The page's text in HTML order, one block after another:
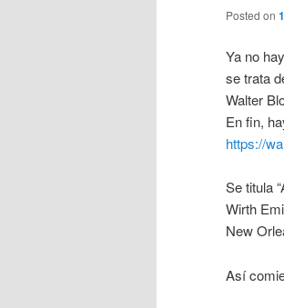
Posted on
Ya no
se trata
Walter
En fin,
https://
Se titula
Wirth
New
Así